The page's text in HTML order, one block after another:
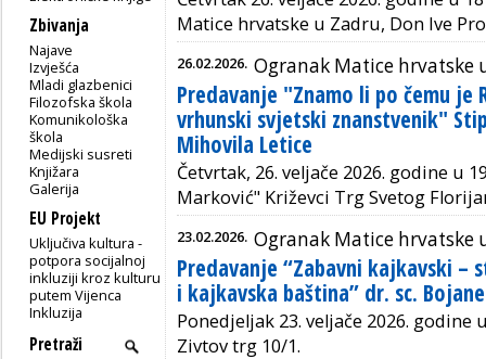
Zbivanja
Najave
Izvješća
Mladi glazbenici
Filozofska škola
Komunikološka
škola
Medijski susreti
Knjižara
Galerija
EU Projekt
Uključiva kultura -
potpora socijalnoj
inkluziji kroz kulturu
putem Vijenca
Inkluzija
Matice hrvatske u Zadru, Don Ive
26.02.2026. Ogranak Matice hrvatske
Predavanje "Znamo li po čemu je
vrhunski svjetski znanstvenik"
Mihovila Letice
Četvrtak, 26. veljače 2026. godine u
Marković" Križevci Trg Svetog
23.02.2026. Ogranak Matice hrvatske
Predavanje “Zabavni kajkavski –
i kajkavska baština” dr. sc.
Ponedjeljak 23. veljače 2026. godine
Zivtov trg 10/1.